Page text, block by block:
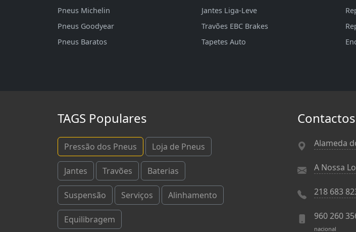
Pneus Michelin
Pneus Goodyear
Pneus Baratos
Jantes Liga-Leve
Travões EBC Brakes
Tapetes Auto
TAGS Populares
Pressão dos Pneus Loja de Pneus
Jantes Travões Baterias
Suspensão Serviços Alinhamento
Equilibragem
Contactos
Alameda
A Nossa
218 683
960 260
nacional